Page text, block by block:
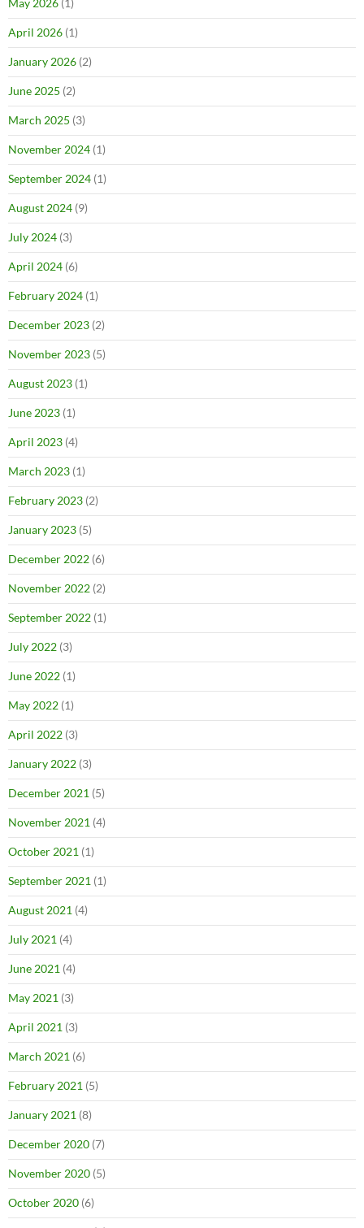
April 2026 (1)
January 2026 (2)
June 2025 (2)
March 2025 (3)
November 2024 (1)
September 2024 (1)
August 2024 (9)
July 2024 (3)
April 2024 (6)
February 2024 (1)
December 2023 (2)
November 2023 (5)
August 2023 (1)
June 2023 (1)
April 2023 (4)
March 2023 (1)
February 2023 (2)
January 2023 (5)
December 2022 (6)
November 2022 (2)
September 2022 (1)
July 2022 (3)
June 2022 (1)
May 2022 (1)
April 2022 (3)
January 2022 (3)
December 2021 (5)
November 2021 (4)
October 2021 (1)
September 2021 (1)
August 2021 (4)
July 2021 (4)
June 2021 (4)
May 2021 (3)
April 2021 (3)
March 2021 (6)
February 2021 (5)
January 2021 (8)
December 2020 (7)
November 2020 (5)
October 2020 (6)